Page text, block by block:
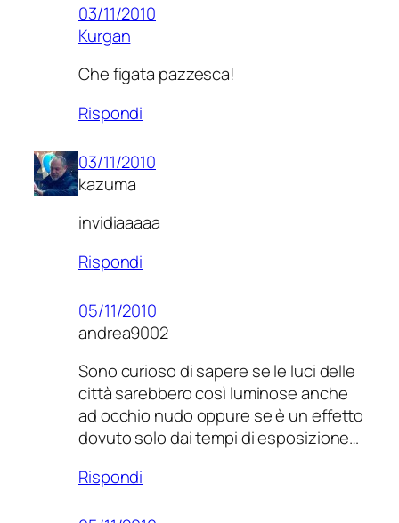
03/11/2010
Kurgan
Che figata pazzesca!
Rispondi
03/11/2010
kazuma
invidiaaaaa
Rispondi
05/11/2010
andrea9002
Sono curioso di sapere se le luci delle
città sarebbero così luminose anche
ad occhio nudo oppure se è un effetto
dovuto solo dai tempi di esposizione…
Rispondi